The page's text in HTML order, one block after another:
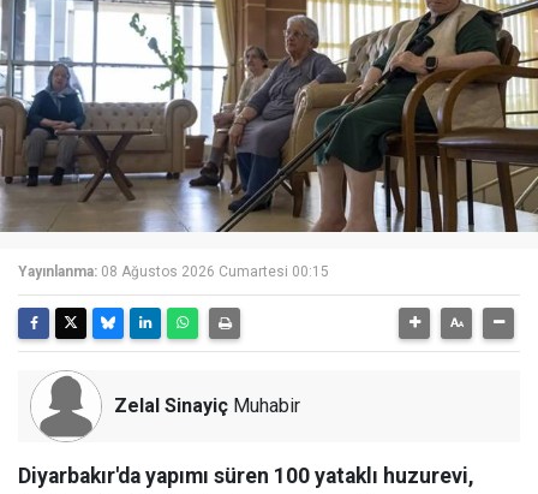
Yayınlanma: 08 Ağustos 2026 Cumartesi 00:15
Zelal Sinayiç Muhabir
Diyarbakır'da yapımı süren 100 yataklı huzurevi,